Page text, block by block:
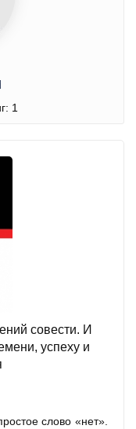
1
совести. И
успеху и
слово «нет».